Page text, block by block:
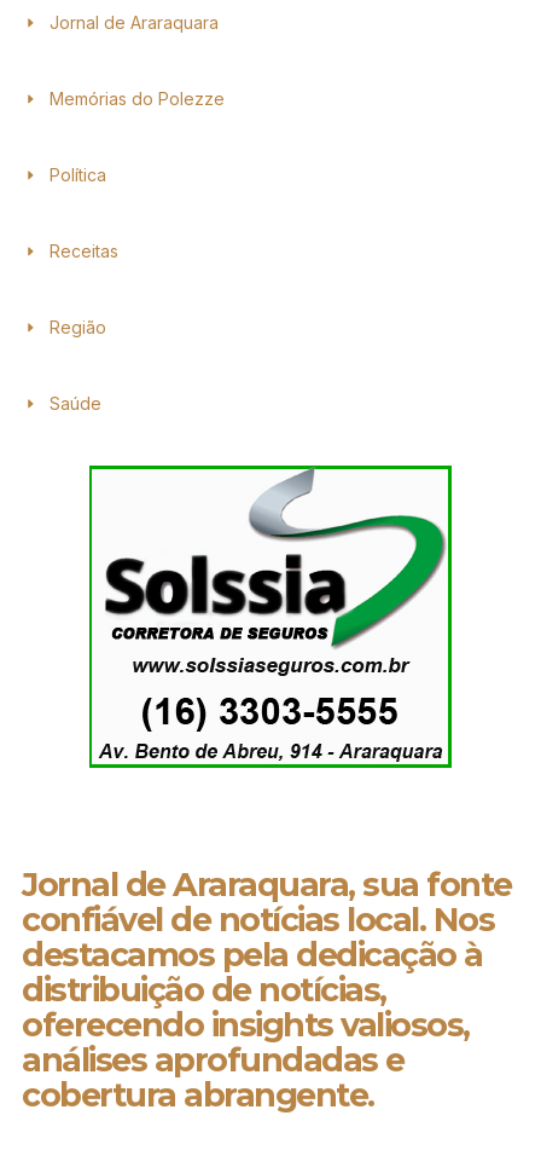
Jornal de Araraquara
Memórias do Polezze
Política
Receitas
Região
Saúde
Jornal de Araraquara, sua fonte
confiável de notícias local. Nos
destacamos pela dedicação à
distribuição de notícias,
oferecendo insights valiosos,
análises aprofundadas e
cobertura abrangente.